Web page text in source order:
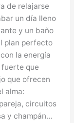
de relajarse
un día lleno
y un baño
plan perfecto
la energía
fuerte que
que ofrecen
alma:
circuitos
y champán…